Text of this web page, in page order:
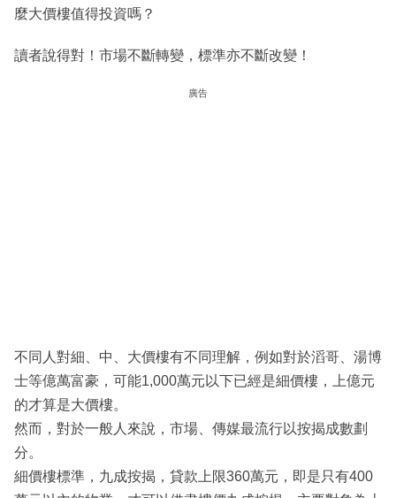
麼大價樓值得投資嗎？
讀者說得對！市場不斷轉變，標準亦不斷改變！
廣告
不同人對細、中、大價樓有不同理解，例如對於滔哥、湯博
士等億萬富豪，可能1,000萬元以下已經是細價樓，上億元
的才算是大價樓。
然而，對於一般人來說，市場、傳媒最流行以按揭成數劃
分。
細價樓標準，九成按揭，貸款上限360萬元，即是只有400